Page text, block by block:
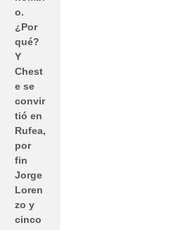
o.
¿Por
qué?
Y
Chest
e se
convir
tió en
Rufea,
por
fin
Jorge
Loren
zo y
cinco